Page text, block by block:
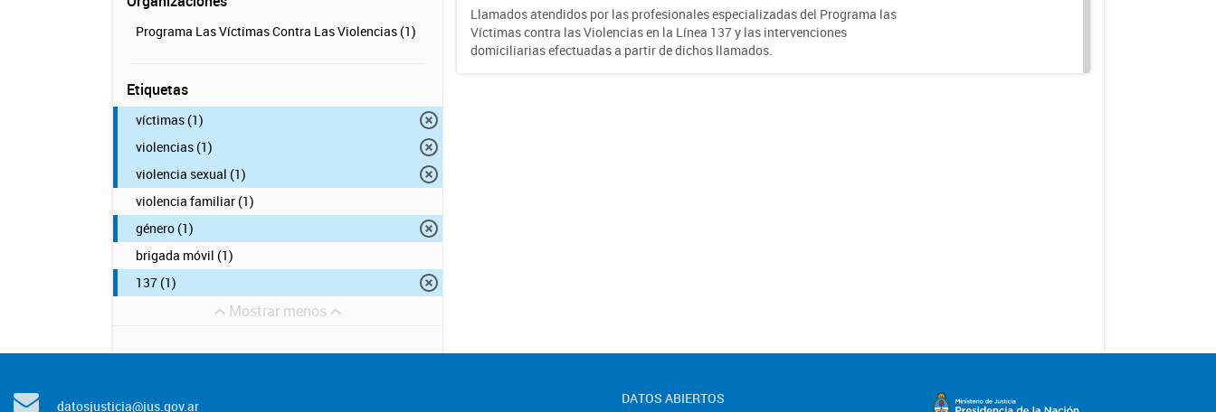
Programa Las Víctimas Contra Las Violencias (1)
Etiquetas
víctimas (1)
violencias (1)
violencia sexual (1)
violencia familiar (1)
género (1)
brigada móvil (1)
137 (1)
Mostrar menos
Llamados atendidos por las profesionales especializadas del Programa las
Víctimas contra las Violencias en la Línea 137 y las intervenciones
domiciliarias efectuadas a partir de dichos llamados.
datosjusticia@jus.gov.ar DATOS ABIERTOS